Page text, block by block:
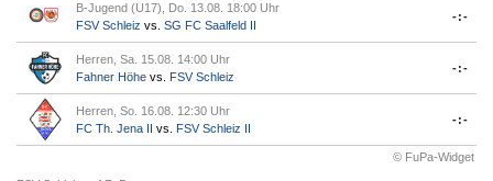
B-Jugend (U17), Do. 13.08. 18:00 Uhr
FSV Schleiz vs. SG FC Saalfeld II
-:-
Herren, Sa. 15.08. 14:00 Uhr
Fahner Höhe vs. FSV Schleiz
-:-
Herren, So. 16.08. 12:30 Uhr
FC Th. Jena II vs. FSV Schleiz II
-:-
© FuPa-Widget